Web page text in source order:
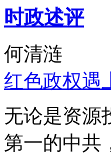
时政述评
何清涟
红色政权遇
无论是资源
第一的中共